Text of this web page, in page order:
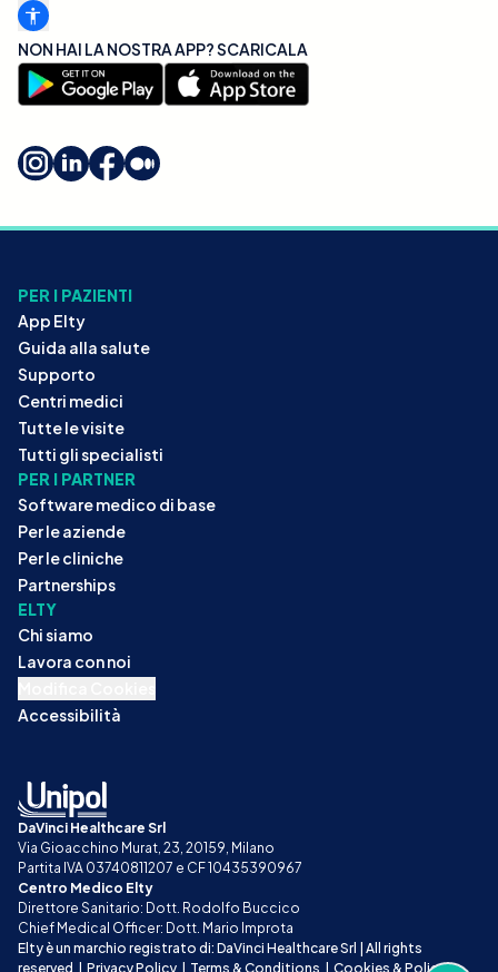
NON HAI LA NOSTRA APP? SCARICALA
PER I PAZIENTI
App Elty
Guida alla salute
Supporto
Centri medici
Tutte le visite
Tutti gli specialisti
PER I PARTNER
Software medico di base
Per le aziende
Per le cliniche
Partnerships
ELTY
Chi siamo
Lavora con noi
Accessibilità
DaVinci Healthcare Srl
Via Gioacchino Murat, 23, 20159, Milano
Partita IVA 03740811207 e CF 10435390967
Centro Medico Elty
Direttore Sanitario: Dott. Rodolfo Buccico
Chief Medical Officer: Dott. Mario Improta
Elty è un marchio registrato di: DaVinci Healthcare Srl | All rights
reserved | Privacy Policy | Terms & Conditions | Cookies & Policy